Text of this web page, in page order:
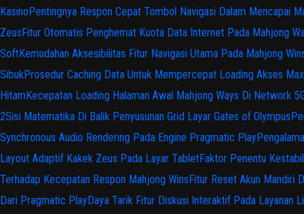
KasinoPentingnya Respon Cepat Tombol Navigasi Dalam Mencapai
ZeusFitur Otomatis Penghemat Kuota Data Internet Pada Mahjong
SoftKemudahan Aksesibilitas Fitur Navigasi Utama Pada Mahjong
SibukProsedur Caching Data Untuk Mempercepat Loading Akses
HitamKecepatan Loading Halaman Awal Mahjong Ways Di Network
2Sisi Matematika Di Balik Penyusunan Grid Layar Gates of Olympus
Synchronous Audio Rendering Pada Engine Pragmatic Play
Layout Adaptif Kakek Zeus Pada Layar TabletFaktor Penentu
Terhadap Kecepatan Respon Mahjong WinsFitur Reset Akun Mandiri
Dari Pragmatic PlayDaya Tarik Fitur Diskusi Interaktif Pada Layanan